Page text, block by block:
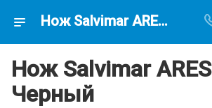
Нож Salvimar ARES Черный, по цене 6690 руб, купить в интернет-магазине подводной охоты Водолаз.РФ в Москве. -
Нож Salvimar ARES
Черный